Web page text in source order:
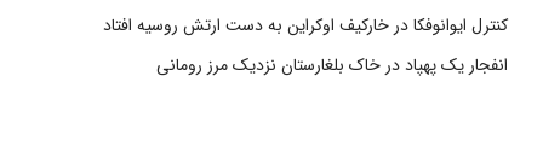
کنترل ایوانوفکا در خارکیف اوکراین به دست ارتش روسیه افتاد
انفجار یک پهپاد در خاک بلغارستان نزدیک مرز رومانی